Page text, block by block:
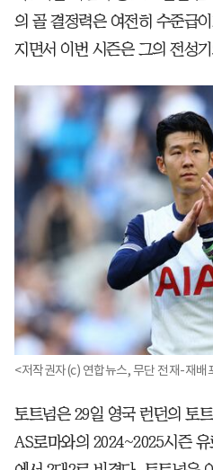
의 골 결정력은 여전히 수준급
지면서 이번 시즌은 그의 전성
<저작권자(c) 연합뉴스, 무단 전재-재배
토트넘은 29일 영국 런던의 토
AS로마와의 2024~2025시즌